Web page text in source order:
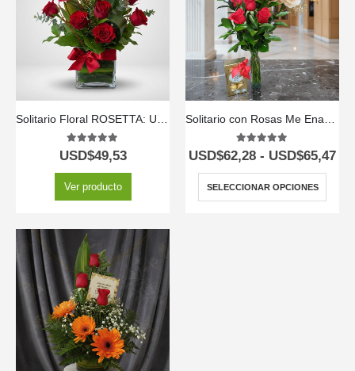
5.00 out of 5
USD$49,53
Ver producto
5.00 out of 5
USD$62,28 - USD$65,47
SELECCIONAR OPCIONES